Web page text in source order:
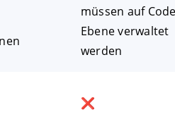
müssen auf
Ebene verwaltet
werden
❌